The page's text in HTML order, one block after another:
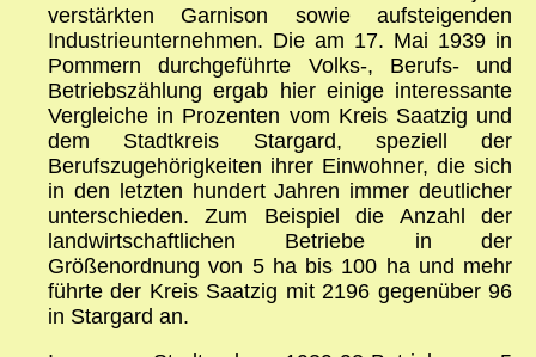
verstärkten Garnison sowie aufsteigenden
Industrieunternehmen. Die am 17. Mai 1939 in
Pommern durchgeführte Volks-, Berufs- und
Betriebszählung ergab hier einige interessante
Vergleiche in Prozenten vom Kreis Saatzig und
dem Stadtkreis Stargard, speziell der
Berufszugehörigkeiten ihrer Einwohner, die sich
in den letzten hundert Jahren immer deutlicher
unterschieden. Zum Beispiel die Anzahl der
landwirtschaftlichen Betriebe in der
Größenordnung von 5 ha bis 100 ha und mehr
führte der Kreis Saatzig mit 2196 gegenüber 96
in Stargard an.